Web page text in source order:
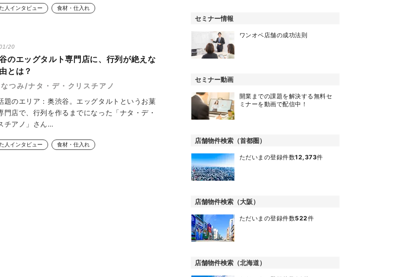
人インタビュー 食材・仕入れ
20
のエッグタルト専門店に、行列が絶えな
とは？
つみ/ナタ・デ・クリスチアノ
題のエリア：奥渋谷。エッグタルトというお菓
門店で、行列を作るまでになった「ナタ・デ・
チアノ」さん…
人インタビュー 食材・仕入れ
セミナー情報
ワンオペ店舗の成功法則
セミナー動画
開業までの課題を解決する無料セ
ミナーを動画で配信中！
店舗物件検索（首都圏）
ただいまの登録件数12,373件
店舗物件検索（大阪）
ただいまの登録件数522件
店舗物件検索（北海道）